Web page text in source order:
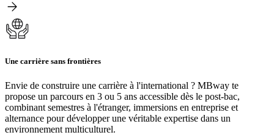
Une carrière sans frontières
Envie de construire une carrière à l'international ? MBway te
propose un parcours en 3 ou 5 ans accessible dès le post-bac,
combinant semestres à l'étranger, immersions en entreprise et
alternance pour développer une véritable expertise dans un
environnement multiculturel.